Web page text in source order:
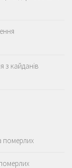
з кайданів
померлих